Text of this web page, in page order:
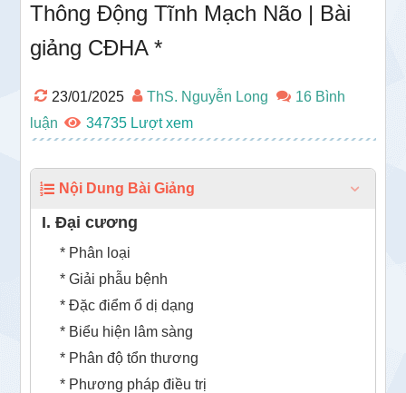
Thông Động Tĩnh Mạch Não | Bài
giảng CĐHA *
23/01/2025 ThS. Nguyễn Long
16 Bình
luận
34735
Nội Dung Bài Giảng
I. Đại cương
* Phân loại
* Giải phẫu bệnh
* Đặc điểm ổ dị dạng
* Biểu hiện lâm sàng
* Phân độ tổn thương
* Phương pháp điều trị